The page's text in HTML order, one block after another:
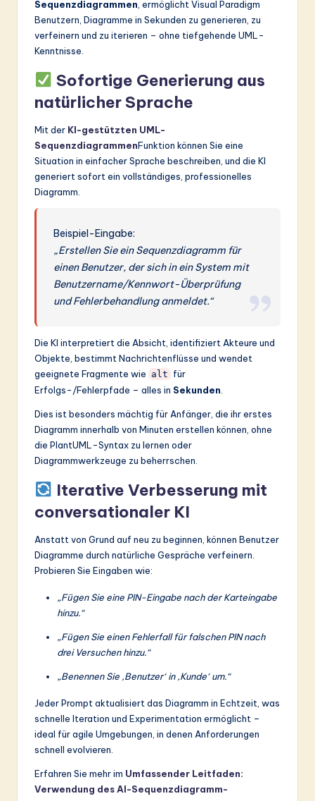
Sequenzdiagrammen , ermöglicht Visual Paradigm
Benutzern, Diagramme in Sekunden zu generieren, zu
verfeinern und zu iterieren – ohne tiefgehende UML-
Kenntnisse.
Sofortige Generierung aus
natürlicher Sprache
Mit der KI-gestützten UML-
SequenzdiagrammenFunktion können Sie eine
Situation in einfacher Sprache beschreiben, und die KI
generiert sofort ein vollständiges, professionelles
Diagramm.
Beispiel-Eingabe:
„Erstellen Sie ein Sequenzdiagramm für
einen Benutzer, der sich in ein System mit
Benutzername/Kennwort-Überprüfung
und Fehlerbehandlung anmeldet.“
Die KI interpretiert die Absicht, identifiziert Akteure und
Objekte, bestimmt Nachrichtenflüsse und wendet
geeignete Fragmente wie alt für
Erfolgs-/Fehlerpfade – alles in Sekunden
Dies ist besonders mächtig für Anfänger, die ihr erstes
Diagramm innerhalb von Minuten erstellen können, ohne
die PlantUML-Syntax zu lernen oder
Diagrammwerkzeuge zu beherrschen.
Iterative Verbesserung mit
conversationaler KI
Anstatt von Grund auf neu zu beginnen, können Benutzer
Diagramme durch natürliche Gespräche verfeinern.
Probieren Sie Eingaben wie:
„Fügen Sie eine PIN-Eingabe nach der Karteingabe
hinzu.“
„Fügen Sie einen Fehlerfall für falschen PIN nach
drei Versuchen hinzu.“
„Benennen Sie ‚Benutzer‘ in ‚Kunde‘ um.“
Jeder Prompt aktualisiert das Diagramm in Echtzeit, was
schnelle Iteration und Experimentation ermöglicht –
ideal für agile Umgebungen, in denen Anforderungen
schnell evolvieren.
Erfahren Sie mehr im Umfassender Leitfaden:
Verwendung des AI-Sequenzdiagramm-